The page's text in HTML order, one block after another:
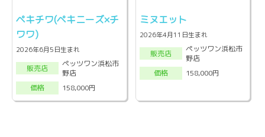
ペキチワ(ペキニーズ×チ
ワワ)
2026年6月5日生まれ
販売店
ペッツワン浜松市
野店
価格
158,000円
ミヌエット
2026年4月11日生まれ
販売店
ペッツワン浜松市
野店
価格
158,000円